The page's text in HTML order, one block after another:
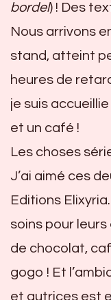
bordel) ! Des
Nous arrivons
stand, atteint
heures de
je suis
et un café !
Les choses
J’ai aimé ces
Editions
soins pour
de chocolat,
gogo ! Et
et autrices est